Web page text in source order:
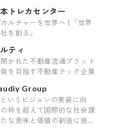
トレカセンター
ルチャーを世界へ |「世界
を創る」
ティ
かれた不動産流通プラット
を目指す不動産テック企業
Group
いうビジョンの実装に向
枠を超えて国際的な社会課
な意味と価値の創造に挑む